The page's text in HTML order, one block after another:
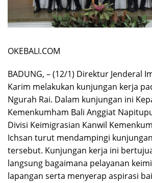
OKEBALI.COM
BADUNG, – (12/1) Direktur Jenderal
Karim melakukan kunjungan kerja
Ngurah Rai. Dalam kunjungan ini
Kemenkumham Bali Anggiat
Divisi Keimigrasian Kanwil
Ichsan turut mendampingi
tersebut. Kunjungan kerja ini
langsung bagaimana pelayanan
lapangan serta menyerap aspirasi